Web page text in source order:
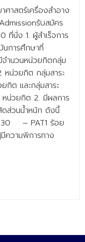
าสตร์เครื่องสำอาง
รับสมัคร
นั่ง 1. ผู้สำเร็จการ
การศึกษาที่
จำนวนหน่วยกิตกลุ่ม
หน่วยกิต กลุ่มสาระ
กิต และกลุ่มสาระ
หน่วยกิต 2. มีผลการ
ดส่วนน้ำหนัก ดังนี้
– PAT1 ร้อย
วามพิการทาง